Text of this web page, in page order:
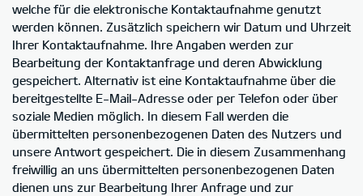
welche für die elektronische Kontaktaufnahme genutzt
werden können. Zusätzlich speichern wir Datum und Uhrzeit
Ihrer Kontaktaufnahme. Ihre Angaben werden zur
Bearbeitung der Kontaktanfrage und deren Abwicklung
gespeichert. Alternativ ist eine Kontaktaufnahme über die
bereitgestellte E-Mail-Adresse oder per Telefon oder über
soziale Medien möglich. In diesem Fall werden die
übermittelten personenbezogenen Daten des Nutzers und
unsere Antwort gespeichert. Die in diesem Zusammenhang
freiwillig an uns übermittelten personenbezogenen Daten
dienen uns zur Bearbeitung Ihrer Anfrage und zur